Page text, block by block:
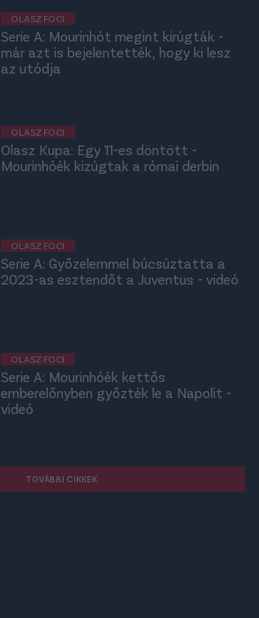
OLASZ FOCI
Serie A: Mourinhót megint kirúgták -
már azt is bejelentették, hogy ki lesz
az utódja
OLASZ FOCI
Olasz Kupa: Egy 11-es döntött -
Mourinhóék kizúgtak a római derbin
OLASZ FOCI
Serie A: Győzelemmel búcsúztatta a
2023-as esztendőt a Juventus - videó
OLASZ FOCI
Serie A: Mourinhóék kettős
emberelőnyben győzték le a Napolit -
videó
TOVÁBBI CIKKEK